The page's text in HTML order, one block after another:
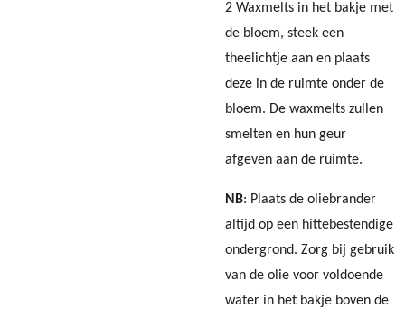
2 Waxmelts in het bakje met
de bloem, steek een
theelichtje aan en plaats
deze in de ruimte onder de
bloem. De waxmelts zullen
smelten en hun geur
afgeven aan de ruimte.
NB: Plaats de oliebrander
altijd op een hittebestendige
ondergrond. Zorg bij gebruik
van de olie voor voldoende
water in het bakje boven de